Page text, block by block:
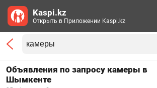
Объявления по запросу камеры в
Шымкенте
Kaspi.kz
Открыть в Приложении Kaspi.kz